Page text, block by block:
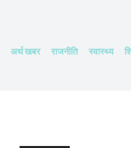
अर्थ खबर राजनीति स्वास्थ्य